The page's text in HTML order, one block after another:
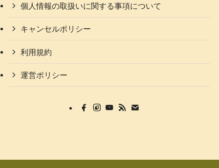
個人情報の取扱いに関する事項について
キャンセルポリシー
利用規約
運営ポリシー